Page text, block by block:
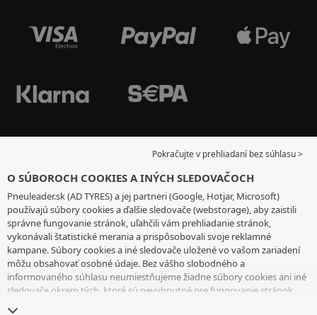
Pokračujte v prehliadaní bez súhlasu >
O SÚBOROCH COOKIES A INÝCH SLEDOVAČOCH
Pneuleader.sk (AD TYRES) a jej partneri (Google, Hotjar, Microsoft)
používajú súbory cookies a ďalšie sledovače (webstorage), aby zaistili
správne fungovanie stránok, uľahčili vám prehliadanie stránok,
vykonávali štatistické merania a prispôsobovali svoje reklamné
kampane. Súbory cookies a iné sledovače uložené vo vašom zariadení
môžu obsahovať osobné údaje. Bez vášho slobodného a
informovaného súhlasu neumiestňujeme žiadne súbory cookies ani iné
sledovače okrem tých, ktoré sú nevyhnutné pre fungovanie stránok.